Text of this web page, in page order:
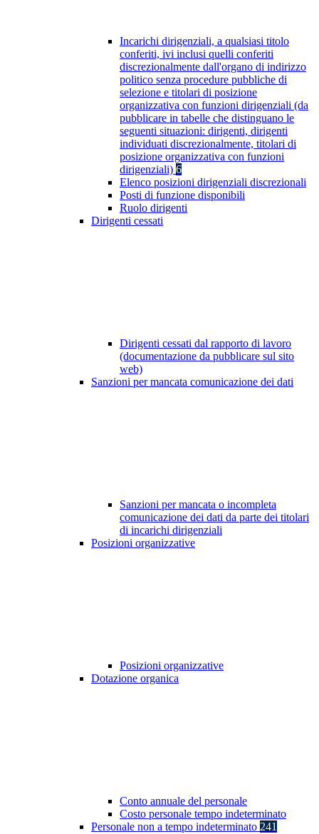
Incarichi dirigenziali, a qualsiasi titolo
conferiti, ivi inclusi quelli conferiti
discrezionalmente dall'organo di indirizzo
politico senza procedure pubbliche di
selezione e titolari di posizione
organizzativa con funzioni dirigenziali (da
pubblicare in tabelle che distinguano le
seguenti situazioni: dirigenti, dirigenti
individuati discrezionalmente, titolari di
posizione organizzativa con funzioni
dirigenziali) 6
Elenco posizioni dirigenziali discrezionali
Posti di funzione disponibili
Ruolo dirigenti
Dirigenti cessati
Dirigenti cessati dal rapporto di lavoro
(documentazione da pubblicare sul sito
web)
Sanzioni per mancata comunicazione dei dati
Sanzioni per mancata o incompleta
comunicazione dei dati da parte dei titolari
di incarichi dirigenziali
Posizioni organizzative
Posizioni organizzative
Dotazione organica
Conto annuale del personale
Costo personale tempo indeterminato
Personale non a tempo indeterminato 241